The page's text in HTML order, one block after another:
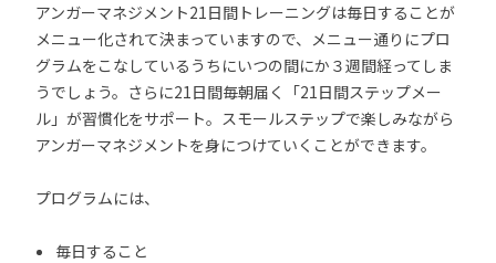
アンガーマネジメント21日間トレーニングは毎日することが
メニュー化されて決まっていますので、メニュー通りにプロ
グラムをこなしているうちにいつの間にか３週間経ってしま
うでしょう。さらに21日間毎朝届く「21日間ステップメー
ル」が習慣化をサポート。スモールステップで楽しみながら
アンガーマネジメントを身につけていくことができます。
プログラムには、
毎日すること